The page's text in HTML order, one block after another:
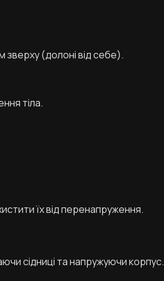
зверху (долоні від себе).
тіла.
їх від перенапруження.
сідниці та напружуючи корпус.